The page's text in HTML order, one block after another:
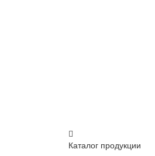
Каталог продукции